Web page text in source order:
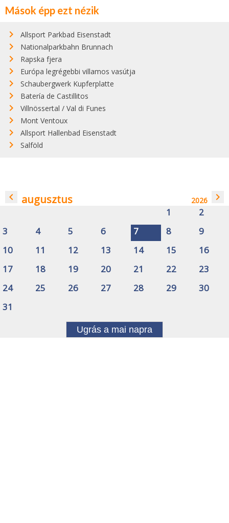
Mások épp ezt nézik
Allsport Parkbad Eisenstadt
Nationalparkbahn Brunnach
Rapska fjera
Európa legrégebbi villamos vasútja
Schaubergwerk Kupferplatte
Batería de Castillitos
Villnössertal / Val di Funes
Mont Ventoux
Allsport Hallenbad Eisenstadt
Salföld
navigate_before augusztus 2026 navigate_next
1
2
3
4 5 6 7 8
9
10
11 12 13 14 15
16
17
18 19 20 21 22
23
24
25 26 27 28 29
30
31
Ugrás a mai napra